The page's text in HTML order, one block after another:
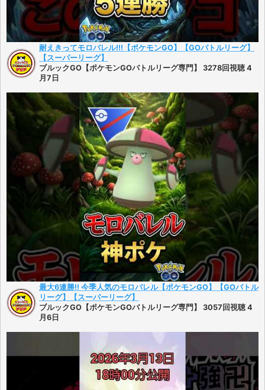
耐えきってモロバレル!!!【ポケモンGO】【GOバトルリーグ】
【スーパーリーグ】
ブルックGO【ポケモンGOバトルリーグ専門】 3278回視聴 4
月7日
最大6連勝!! 今季人気のモロバレル【ポケモンGO】【GOバトル
リーグ】【スーパーリーグ】
ブルックGO【ポケモンGOバトルリーグ専門】 3057回視聴 4
月6日